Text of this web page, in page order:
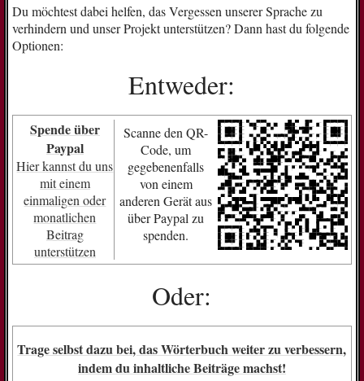
Du möchtest dabei helfen, das Vergessen unserer Sprache zu
verhindern und unser Projekt unterstützen? Dann hast du folgende
Optionen:
Entweder:
Spende über
Paypal
Hier kannst du uns
mit einem
einmaligen oder
monatlichen
Beitrag
unterstützen
Scanne den QR-
Code, um
gegebenenfalls
von einem
anderen Gerät aus
über Paypal zu
spenden.
Oder:
Trage selbst dazu bei, das Wörterbuch weiter zu verbessern,
indem du inhaltliche Beiträge machst!